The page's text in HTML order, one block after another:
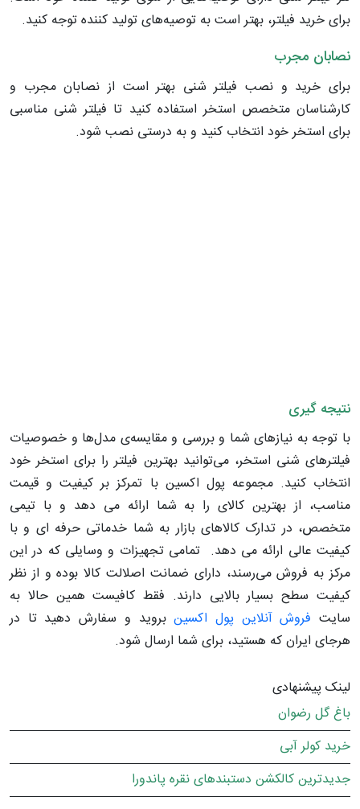
برای خرید فیلتر، بهتر است به توصیه‌های تولید کننده توجه کنید.
نصابان مجرب
برای خرید و نصب فیلتر شنی بهتر است از نصابان مجرب و
کارشناسان متخصص استخر استفاده کنید تا فیلتر شنی مناسبی
برای استخر خود انتخاب کنید و به درستی نصب شود.
نتیجه گیری
با توجه به نیازهای شما و بررسی و مقایسه‌ی مدل‌ها و خصوصیات
فیلترهای شنی استخر، می‌توانید بهترین فیلتر را برای استخر خود
انتخاب کنید. مجموعه پول اکسین با تمرکز بر کیفیت و قیمت
مناسب، از بهترین کالای را به شما ارائه می دهد و با تیمی
متخصص، در تدارک کالاهای بازار به شما خدماتی حرفه ای و با
کیفیت عالی ارائه می دهد. تمامی تجهیزات و وسایلی که در این
مرکز به فروش می‌رسند، دارای ضمانت اصلالت کالا بوده و از نظر
کیفیت سطح بسیار بالایی دارند. فقط کافیست همین حالا به
سایت فروش آنلاین پول اکسینبروید و سفارش دهید تا در
هرجای ایران که هستید، برای شما ارسال شود.
لینک پیشنهادی
باغ گل رضوان
خرید کولر آبی
جدیدترین کالکشن دستبندهای نقره پاندورا